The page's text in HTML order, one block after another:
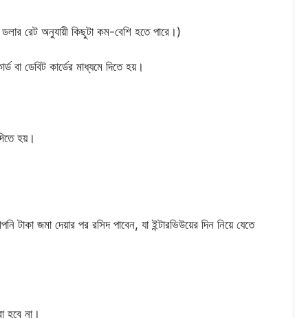
ডলার রেট অনুযায়ী কিছুটা কম-বেশি হতে পারে।)
বা ডেবিট কার্ডের মাধ্যমে দিতে হয়।
হয়।
টাকা জমা দেয়ার পর রসিদ পাবেন, যা ইন্টারভিউয়ের দিন নিয়ে যেতে
হবে না।